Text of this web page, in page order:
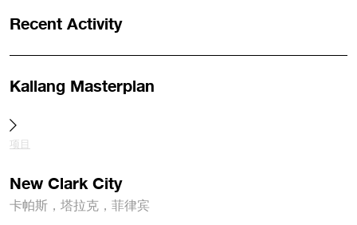
Recent Activity
Kallang Masterplan
项目
New Clark City
卡帕斯，塔拉克，菲律宾